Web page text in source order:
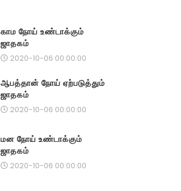
காம நோய் உண்டாக்கும்
ஜாதகம்
2020-10-06 00:00:00
ஆபத்தான் நோய் ஏற்படுத்தும்
ஜாதகம்
2020-10-06 00:00:00
மன நோய் உண்டாக்கும்
ஜாதகம்
2020-10-06 00:00:00